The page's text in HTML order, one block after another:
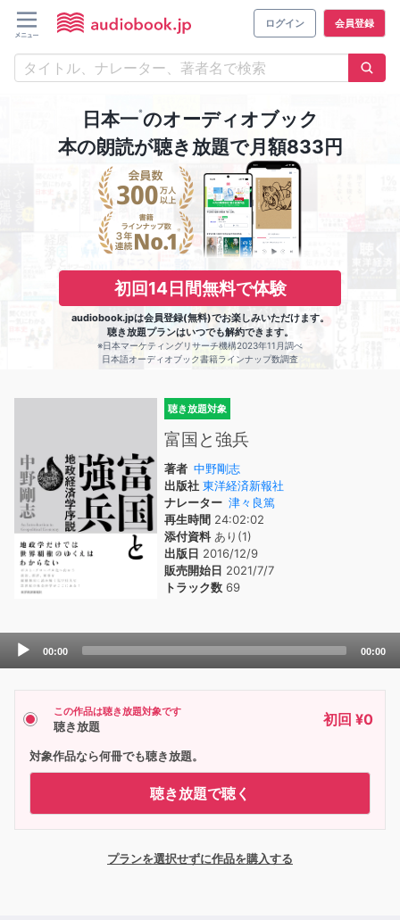
ログイン 会員登録
日本一※のオーディオブック
本の朗読が聴き放題で月額833円
初回14日間無料で体験
audiobook.jpは会員登録(無料)でお楽しみいただけます。
聴き放題プランはいつでも解約できます。
※日本マーケティングリサーチ機構2023年11月調べ
日本語オーディオブック書籍ラインナップ数調査
聴き放題対象
富国と強兵
著者 中野剛志
出版社 東洋経済新報社
ナレーター 津々良篤
再生時間 24:02:02
添付資料あり(1)
出版日 2016/12/9
販売開始日 2021/7/7
トラック数 69
Audio
Player
00:00 00:00
この作品は聴き放題対象です
聴き放題 初回 ¥0
対象作品なら何冊でも聴き放題。
聴き放題で聴く
プランを選択せずに作品を購入する